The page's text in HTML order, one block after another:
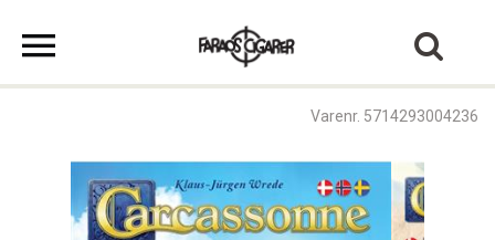
Varenr. 5714293004236